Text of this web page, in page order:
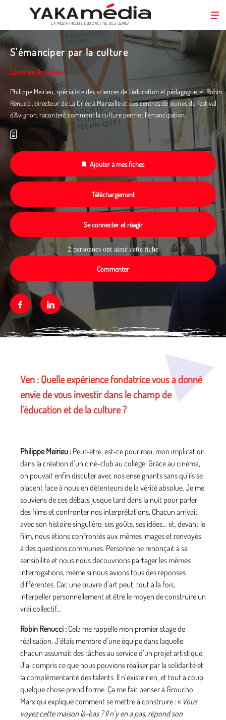
Aller
au
contenu
principal
LA MÉDIATHÈQUE ÉDUC’ACTIVE DES CEMÉA
S'émanciper par la culture
Laurence Bernabeu
Philippe Meirieu, spécialiste des sciences de l'éducation et pédagogue, et Robin
Renucci, directeur de La Criée à Marseille et des centres de jeunes du festival
d’Avignon, racontent comment la culture permet l'émancipation.
Ajouter à mes fiches
Téléchargement
Se connecter et réagir
2 personnes ont aimé cette fiche
Commenter
FacebookLinkedin
Ven :Quelle expérience fondatrice vous a donné
envie de vous investir dans le champ de
l’éducation et de la culture ?
Philippe Meirieu : Peut-être, est-ce pour moi, mon implication
dans la création d’un ciné-club au collège. Grâce au cinéma,
on pouvait enfin discuter avec nos enseignants sans qu’ils se
placent face à nous en détenteurs de la vérité absolue. Je me
souviens de ces débats jusque tard dans la nuit pour parler
des films et confronter nos interprétations. Chacun arrivait
avec son histoire singulière, ses goûts, ses idées... et, devant le
film, nous étions confrontés aux mêmes images et renvoyés
à des questions communes. Personne ne renonçait à sa
sensibilité et nous nous découvrions partager les mêmes
interrogations, même si nous avions tous des réponses
différentes. Car, une œuvre d’art peut, tout à la fois,
interpeller personnellement et être le moyen de construire un
vrai collectif...
Robin Renucci : Cela me rappelle mon premier stage de
réalisation. J’étais membre d’une équipe dans laquelle
chacun assumait des tâches au service d’un projet artistique.
J’ai compris ce que nous pouvions réaliser par la solidarité et
la complémentarité des talents. Il n’existe rien, et tout à coup
quelque chose prend forme. Ça me fait penser à Groucho
Marx qui explique comment se mettre à construire : « Vous
voyez cette maison là-bas ? Il n’y en a pas, répond son